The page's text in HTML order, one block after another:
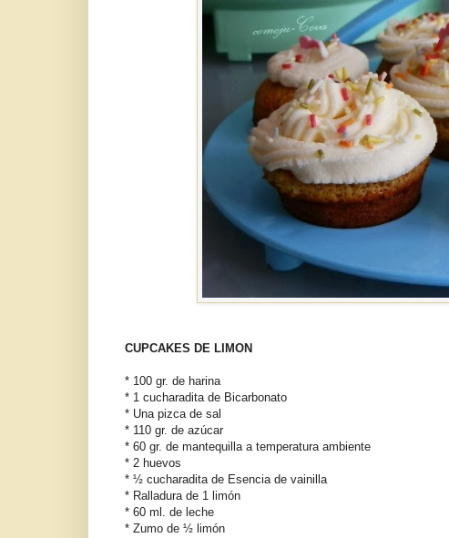
CUPCAKES DE LIMON
* 100 gr. de harina
* 1 cucharadita de Bicarbonato
* Una pizca de sal
* 110 gr. de azúcar
* 60 gr. de mantequilla a temperatura ambiente
* 2 huevos
* ½ cucharadita de Esencia de vainilla
* Ralladura de 1 limón
* 60 ml. de leche
* Zumo de ½ limón